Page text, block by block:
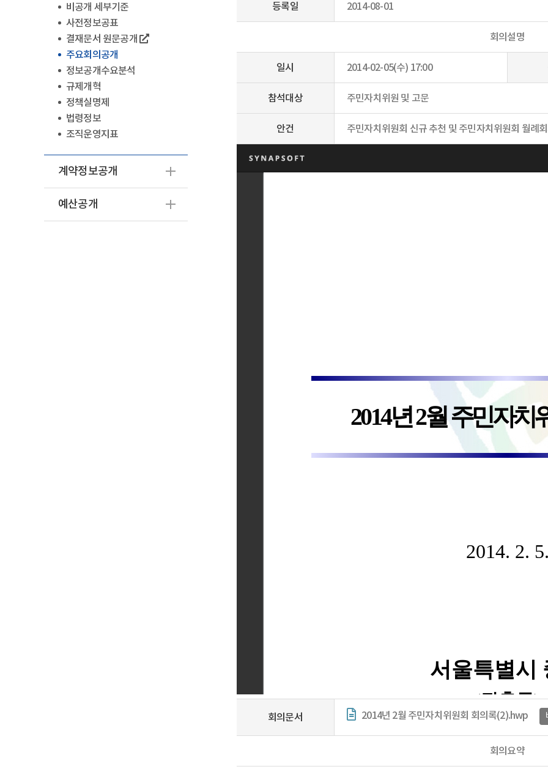
비공개 세부기준
사전정보공표
결재문서 원문공개
주요회의공개
정보공개수요분석
규제개혁
정책실명제
법령정보
조직운영지표
계약정보공개
예산공개
등록일 2014-08-01
회의설명
일시 2014-02-05(수) 17:00
참석대상 주민자치위원 및 고문
안건 주민자치위원회 신규 추천 및 주민자치위원회 월례
회의문서 2014년 2월 주민자치위원회 회의록(2).hwp
회의요약